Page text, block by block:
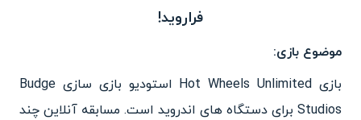
فراروید!
موضوع بازی:
بازی Hot Wheels Unlimited استودیو بازی سازی Budge
Studios برای دستگاه های اندروید است. مسابقه آنلاین چند